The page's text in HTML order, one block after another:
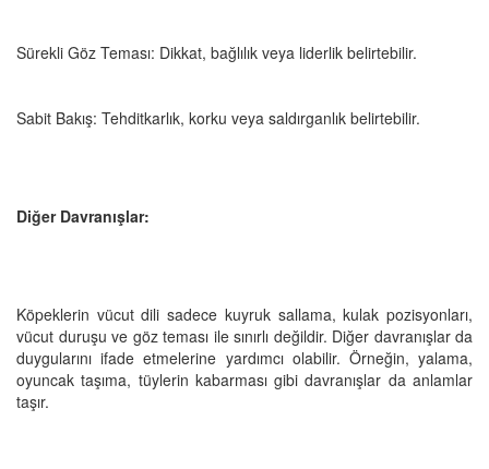
Sürekli Göz Teması: Dikkat, bağlılık veya liderlik belirtebilir.
Sabit Bakış: Tehditkarlık, korku veya saldırganlık belirtebilir.
Diğer Davranışlar:
Köpeklerin vücut dili sadece kuyruk sallama, kulak pozisyonları,
vücut duruşu ve göz teması ile sınırlı değildir. Diğer davranışlar da
duygularını ifade etmelerine yardımcı olabilir. Örneğin, yalama,
oyuncak taşıma, tüylerin kabarması gibi davranışlar da anlamlar
taşır.